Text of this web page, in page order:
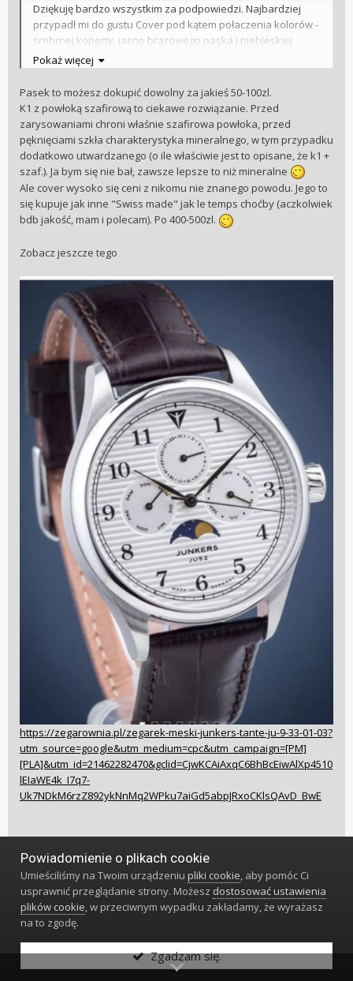
Dziękuję bardzo wszystkim za podpowiedzi. Najbardziej
przypadł mi do gustu Cover pod kątem połaczenia kolorów -
srebrnej koperty, jasno brązowego paska i niebieskiej
tarczy, oraz minimalizmu, ale zniechęcił mnie rodzaj szkła K1
Mineral Glass with Sapphire Coating. Doczytałem, że to takie
ani mineralne , ani szafirowe szkło. SZkoda. Gdyby mieli
szafirowe to bym się na niego zdecydował.
Drugą opcją jest Adriatica A8269.5253QF choć brakuje mi
tego połaczenia kolorów co w Cover.
Natrafiłem jeszcze na ORIENT AUTOMATIC SUN & MOON RA-
AK0310S10B za 919zł w promocji na timeselection.pl, ale nie
wiem czy marka Orient jest lepsza niż Adriatica? Jest to
zegarek automatyczny, więc też chyba mniej dokładny?
Pokaż więcej
Pasek to możesz dokupić dowolny za jakieś 50-100zl.
K1 z powłoką szafirową to ciekawe rozwiązanie. Przed
zarysowaniami chroni właśnie szafirowa powłoka, przed
pęknięciami szkła charakterystyka mineralnego, w tym przypadku
dodatkowo utwardzanego (o ile właściwie jest to opisane, że k1 +
szaf.). Ja bym się nie bał, zawsze lepsze to niż mineralne
Ale cover wysoko się ceni z nikomu nie znanego powodu. Jego to
się kupuje jak inne "Swiss made" jak le temps choćby (aczkolwiek
bdb jakość, mam i polecam). Po 400-500zl.
Zobacz jeszcze tego
https://zegarownia.pl/zegarek-meski-junkers-tante-ju-9-33-01-03?
utm_source=google&utm_medium=cpc&utm_campaign=[PM]
[PLA]&utm_id=21462282470&gclid=CjwKCAiAxqC6BhBcEiwAlXp4510
lEIaWE4k_I7q7-
Uk7NDkM6rzZ892ykNnMq2WPku7aiGd5abpJRxoCKlsQAvD_BwE
Powiadomienie o plikach cookie
Umieściliśmy na Twoim urządzeniupliki cookie, aby pomóc Ci
usprawnić przeglądanie strony. Możesz dostosować ustawienia
plików cookie, w przeciwnym wypadku zakładamy, że wyrażasz
na to zgodę.
Zgadzam się.